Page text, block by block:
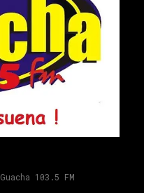
103.5 FM